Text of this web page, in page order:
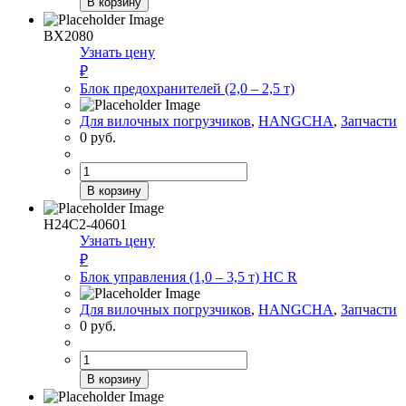
Барабан
тормозной
(4,0
–
5,0
т)
BX2080
Узнать цену
₽
Блок предохранителей (2,0 – 2,5 т)
Для вилочных погрузчиков, HANGCHA, Запчасти
0 руб.
Количество
товара
Блок предохранителей (2,0 –
2,5 т)
В корзину
H24C2-40601
Узнать цену
₽
Блок управления (1,0 – 3,5 т) HC R
Для вилочных погрузчиков, HANGCHA, Запчасти
0 руб.
Количество
товара
Блок
В корзину